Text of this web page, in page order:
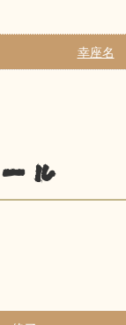
幸座名
ル